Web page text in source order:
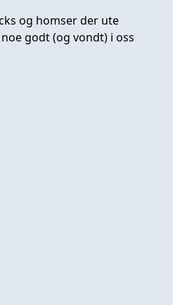
og homser der ute
godt (og vondt) i oss